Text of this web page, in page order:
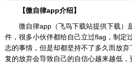
【微自律app介绍】
微自律app（飞鸟下载站提供下载）
件，很多小伙伴都给自己立过flag，制定
志的事情，但是却都坚持不了多久而放
复的放弃会导致自己的自信心越来越低，